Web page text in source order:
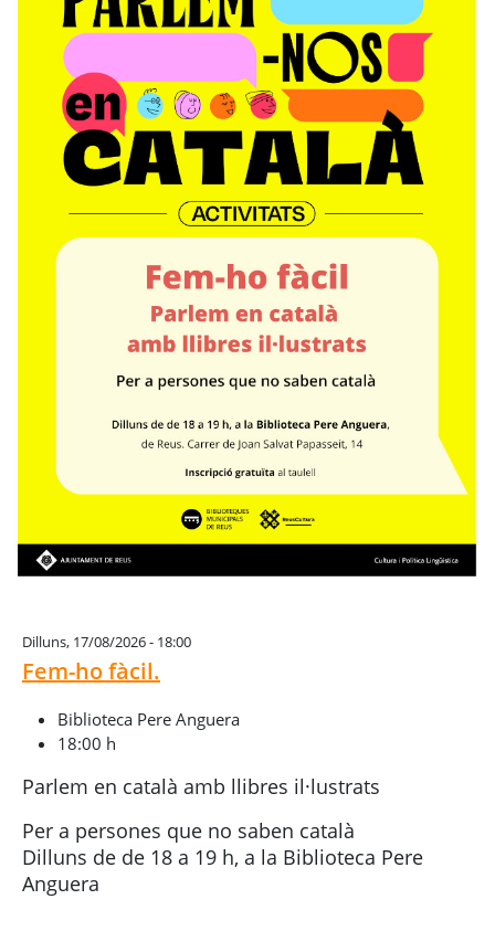
Dilluns, 17/08/2026 - 18:00
Fem-ho fàcil.
Biblioteca Pere Anguera
18:00 h
Parlem en català amb llibres il·lustrats
Per a persones que no saben català
Dilluns de de 18 a 19 h, a la Biblioteca Pere
Anguera